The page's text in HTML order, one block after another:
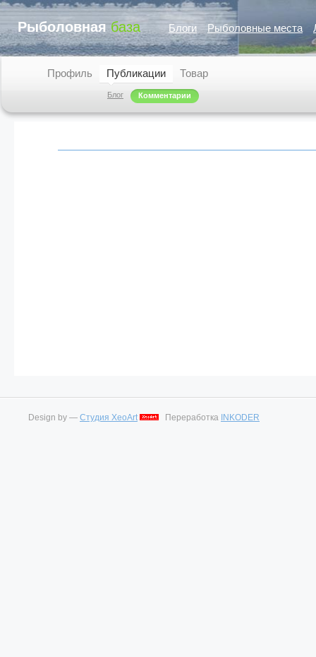
Рыболовная база Блоги Рыболовные места
Профиль Публикации
Блог Комментарии
Товар
Design by — Студия XeoArt Переработка INKODER